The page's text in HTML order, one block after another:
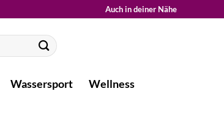
Auch in deiner Nähe
Wassersport
Wellness